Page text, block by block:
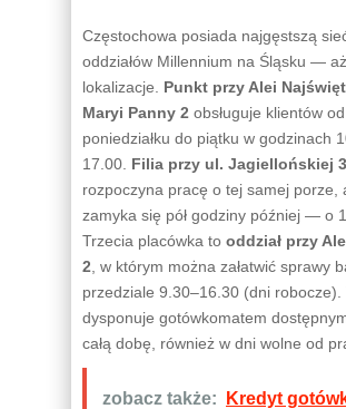
Częstochowa posiada najgęstszą
oddziałów Millennium na Śląsku —
lokalizacje. Punkt przy Alei
Maryi Panny 2 obsługuje klientów od
poniedziałku do piątku w godzinach
17.00. Filia przy ul. Jagiellońskiej
rozpoczyna pracę o tej samej porze,
zamyka się pół godziny później — o
Trzecia placówka to oddział przy
2 , w którym można załatwić sprawy
przedziale 9.30–16.30 (dni robocze).
dysponuje gotówkomatem
całą dobę, również w dni wolne od
zobacz także:
Kredyt